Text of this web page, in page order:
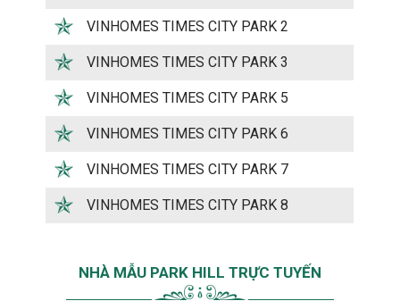
VINHOMES TIMES CITY PARK 2
VINHOMES TIMES CITY PARK 3
VINHOMES TIMES CITY PARK 5
VINHOMES TIMES CITY PARK 6
VINHOMES TIMES CITY PARK 7
VINHOMES TIMES CITY PARK 8
NHÀ MẪU PARK HILL TRỰC TUYẾN